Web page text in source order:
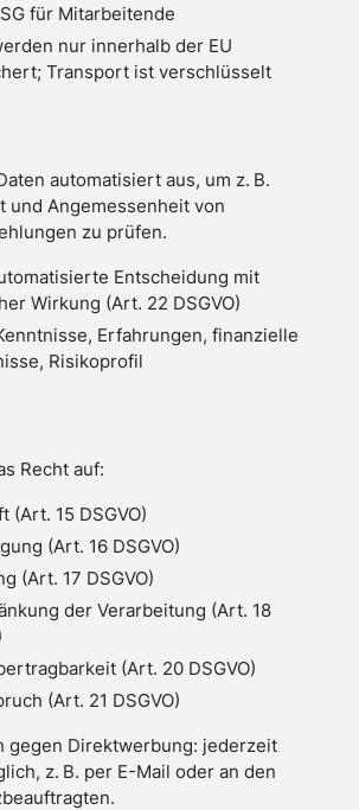
für Mitarbeitende
nur innerhalb der EU
Transport ist verschlüsselt
automatisiert aus, um z. B.
und Angemessenheit von
zu prüfen.
Entscheidung mit
Wirkung (Art. 22 DSGVO)
Erfahrungen, finanzielle
Risikoprofil
Recht auf:
(Art. 15 DSGVO)
(Art. 16 DSGVO)
(Art. 17 DSGVO)
der Verarbeitung (Art. 18
(Art. 20 DSGVO)
(Art. 21 DSGVO)
gegen Direktwerbung: jederzeit
z. B. per E-Mail oder an den